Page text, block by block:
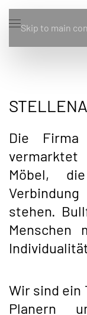
Skip to main
Die
Möbel,
stehen.
Menschen
Wir sind ein
Planern